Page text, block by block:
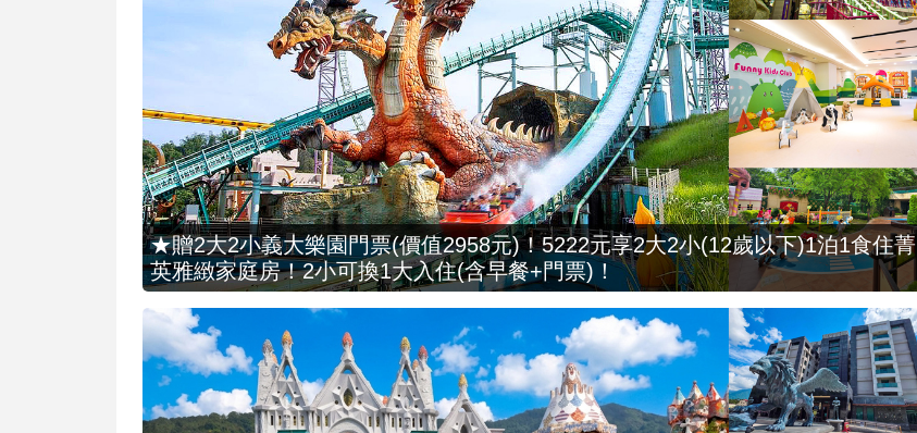
★贈2大2小義大樂園門票(價值2958元)！5222元享2大2小(12歲以下)1泊1食住菁
英雅緻家庭房！2小可換1大入住(含早餐+門票)！